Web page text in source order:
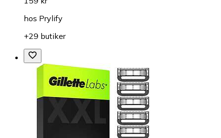
hos Prylify
+29 butiker